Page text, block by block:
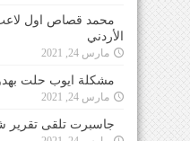
محمد قصاص اول
الأردني
مارس 24, 2021
مشكلة ايوب حلت
مارس 24, 2021
جاسبرت تلقى تقرير